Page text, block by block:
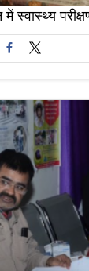
स्वास्थ्य